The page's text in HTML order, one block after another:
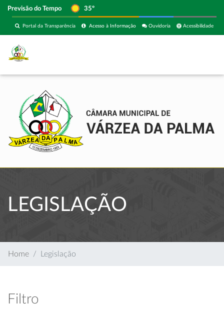
Previsão do Tempo 35º
Acessibilidade
Ouvidoria
Acesso à Informação
Portal da Transparência
LEGISLAÇÃO
Home Legislação
Filtro